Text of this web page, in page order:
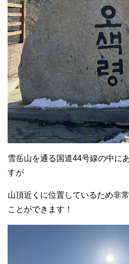
雪岳山を通る国道44号線の中に
すが
山頂近くに位置しているため非
ことができます！